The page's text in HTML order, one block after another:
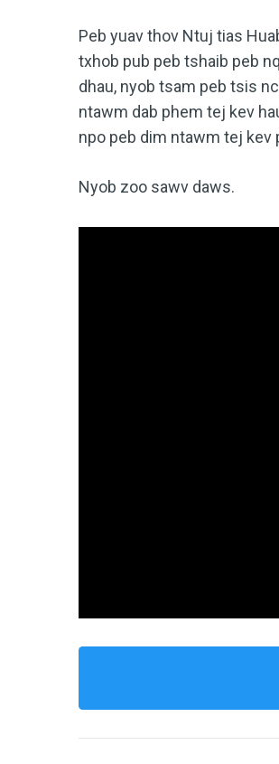
Peb yuav thov Ntuj tias
txhob pub peb tshaib peb
dhau, nyob tsam peb tsis
ntawm dab phem tej kev
npo peb dim ntawm tej kev
Nyob zoo sawv daws.